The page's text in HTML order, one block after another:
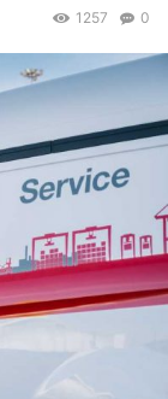
0
1257